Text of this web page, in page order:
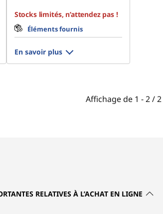
Stocks limités, n’attendez pas !
Éléments fournis
En savoir plus
Affichage de1 -2 / 2
RELATIVES À L’ACHAT EN LIGNE